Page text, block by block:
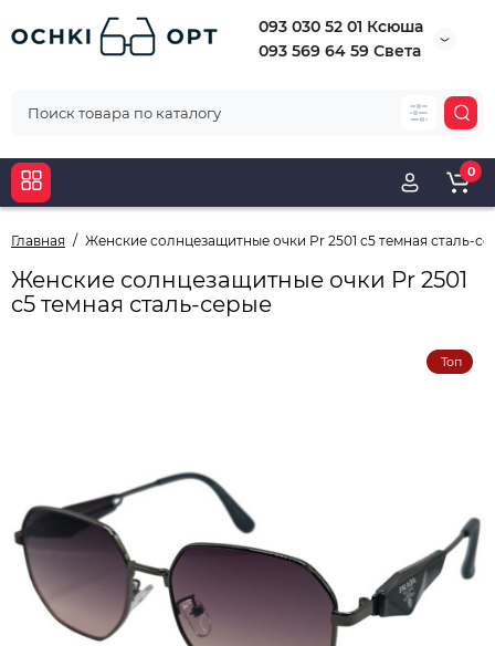
093 030 52 01 Ксюша
093 569 64 59 Света
0
Главная Женские солнцезащитные очки Pr 2501 c5 темная сталь-
Женские солнцезащитные очки Pr 2501
c5 темная сталь-серые
Топ